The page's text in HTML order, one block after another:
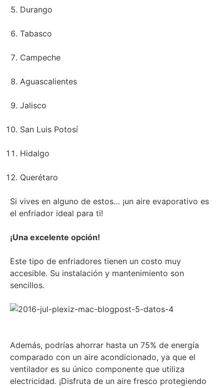
Durango
Tabasco
Campeche
Aguascalientes
Jalisco
San Luis Potosí
Hidalgo
Querétaro
Si vives en alguno de estos… ¡un aire evaporativo es
el enfriador ideal para ti!
¡Una excelente opción!
Este tipo de enfriadores tienen un costo muy
accesible. Su instalación y mantenimiento son
sencillos.
Además, podrías ahorrar hasta un 75% de energía
comparado con un aire acondicionado, ya que el
ventilador es su único componente que utiliza
electricidad. ¡Disfruta de un aire fresco protegiendo